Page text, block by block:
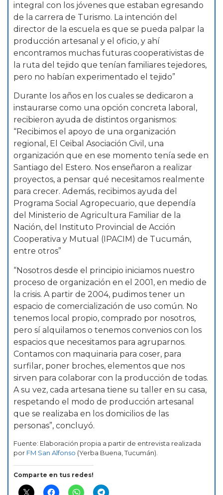
integral con los jóvenes que estaban egresando
de la carrera de Turismo. La intención del
director de la escuela es que se pueda palpar la
producción artesanal y el oficio, y ahí
encontramos muchas futuras cooperativistas de
la ruta del tejido que tenían familiares tejedores,
pero no habían experimentado el tejido”
Durante los años en los cuales se dedicaron a
instaurarse como una opción concreta laboral,
recibieron ayuda de distintos organismos:
“Recibimos el apoyo de una organización
regional, El Ceibal Asociación Civil, una
organización que en ese momento tenía sede en
Santiago del Estero. Nos enseñaron a realizar
proyectos, a pensar qué necesitamos realmente
para crecer. Además, recibimos ayuda del
Programa Social Agropecuario, que dependía
del Ministerio de Agricultura Familiar de la
Nación, del Instituto Provincial de Acción
Cooperativa y Mutual (IPACIM) de Tucumán,
entre otros”
“Nosotros desde el principio iniciamos nuestro
proceso de organización en el 2001, en medio de
la crisis. A partir de 2004, pudimos tener un
espacio de comercialización de uso común. No
tenemos local propio, comprado por nosotros,
pero sí alquilamos o tenemos convenios con los
espacios que necesitamos para agruparnos.
Contamos con maquinaria para coser, para
surfilar, poner broches, elementos que nos
sirven para colaborar con la producción de todas.
A su vez, cada artesana tiene su taller en su casa,
respetando el modo de producción artesanal
que se realizaba en los domicilios de las
personas”, concluyó.
Fuente: Elaboración propia a partir de entrevista realizada
por FM San Alfonso (Yerba Buena, Tucumán).
Comparte en tus redes!